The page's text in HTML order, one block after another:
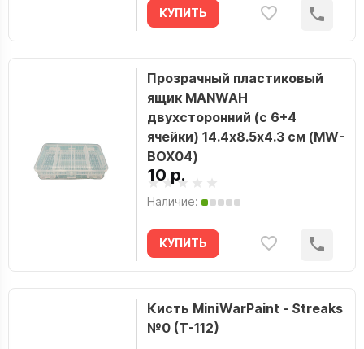
КУПИТЬ
Прозрачный пластиковый
ящик MANWAH
двухсторонний (с 6+4
ячейки) 14.4х8.5х4.3 см (MW-
BOX04)
10 р.
Наличие:
КУПИТЬ
Кисть MiniWarPaint - Streaks
№0 (T-112)